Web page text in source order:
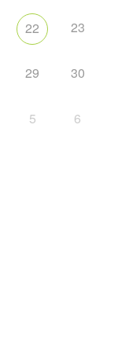
22 23
29 30
5 6